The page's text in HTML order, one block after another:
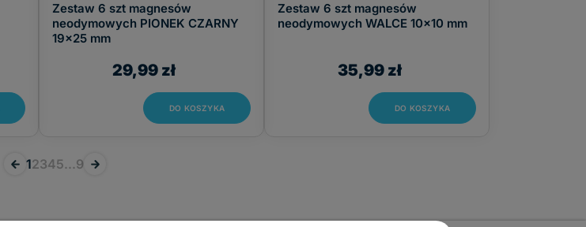
Zestaw 6 szt magnesów
neodymowych PIONEK CZARNY
19x25 mm
29,99 zł
DO KOSZYKA
Zestaw 6 szt magnesów
neodymowych WALCE 10x10 mm
35,99 zł
DO KOSZYKA
« 12345...9 »